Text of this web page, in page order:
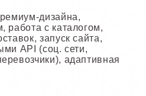
дизайна,
работа с каталогом,
запуск сайта,
API (соц. сети,
адаптивная